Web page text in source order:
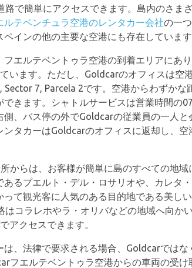
路で簡単にアクセスできます。島内のさ
ルテベンチュラ空港のレンタカー会社の一
インの他の主要な空港にも存在しています
フエルテベントゥラ空港の到着エリアにあ
います。ただし、Goldcarのオフィスは
7, Parcela 2です。空港からわずか
きます。シャトルサービスは営業時間の
側、バス停の外でGoldcarの従業員の一人
ンタカーはGoldcarのオフィスに返却し、
からは、お客様が簡単に島のすべての地
あるプエルト・デル・ロサリオや、カレタ
って観光客に人気のある目的地である美し
はコラレホやラ・オリバなどの地域へ向
アクセスできます。
は、法律で要求される場合、Goldcarでは
フエルテベントゥラ空港からの車両の受